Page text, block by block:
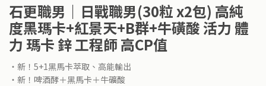
石更職男｜日戰職男(30粒 x2包) 高純
度黑瑪卡+紅景天+B群+牛磺酸 活力 體
力 瑪卡 鋅 工程師 高CP值
・新！5+1黑馬卡萃取、高能輸出
・新！啤酒酵＋黑馬卡＋牛礦酸